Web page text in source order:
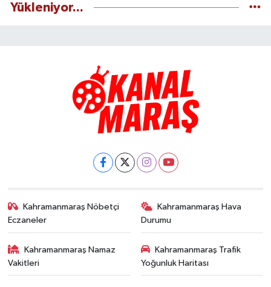
Yükleniyor...
Kahramanmaraş Nöbetçi
Eczaneler
Kahramanmaraş Hava
Durumu
Kahramanmaraş Namaz
Vakitleri
Kahramanmaraş Trafik
Yoğunluk Haritası